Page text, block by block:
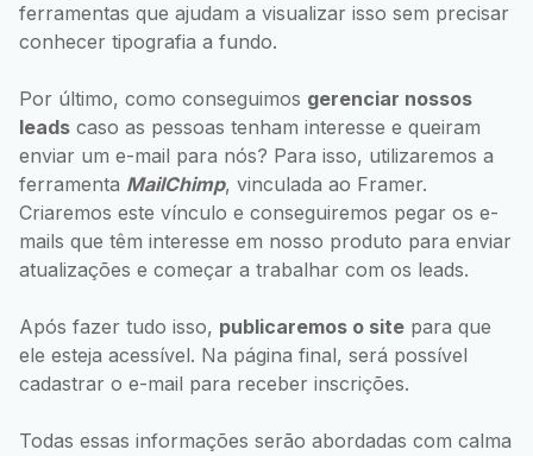
ferramentas que ajudam a visualizar isso sem precisar
conhecer tipografia a fundo.
Por último, como conseguimos gerenciar nossos
leads caso as pessoas tenham interesse e queiram
enviar um e-mail para nós? Para isso, utilizaremos a
ferramenta MailChimp, vinculada ao Framer.
Criaremos este vínculo e conseguiremos pegar os e-
mails que têm interesse em nosso produto para enviar
atualizações e começar a trabalhar com os leads.
Após fazer tudo isso, publicaremos o site para que
ele esteja acessível. Na página final, será possível
cadastrar o e-mail para receber inscrições.
Todas essas informações serão abordadas com calma